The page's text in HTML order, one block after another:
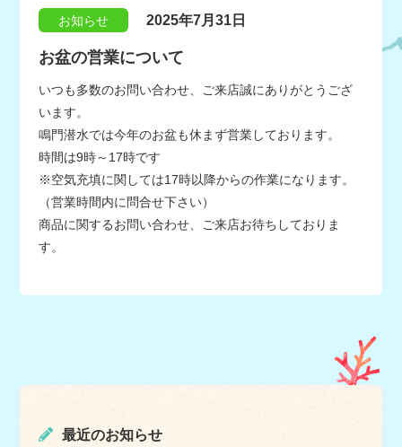
お知らせ 2025年7月31日
お盆の営業について
いつも多数のお問い合わせ、ご来店誠にありがとうござ
います。
鳴門潜水では今年のお盆も休まず営業しております。
時間は9時～17時です
※空気充填に関しては17時以降からの作業になります。
（営業時間内に問合せ下さい）
商品に関するお問い合わせ、ご来店お待ちしておりま
す。
最近のお知らせ